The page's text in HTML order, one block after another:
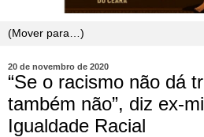
20 de novembro de 2020
“Se o racismo não dá
também não”, diz ex-
Igualdade Racial